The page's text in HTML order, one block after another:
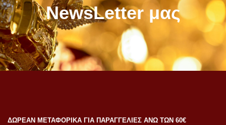
NewsLetter μας
ΔΩΡΕΑΝ ΜΕΤΑΦΟΡΙΚΑ ΓΙΑ ΠΑΡΑΓΓΕΛΙΕΣ ΑΝΩ ΤΩΝ 60€